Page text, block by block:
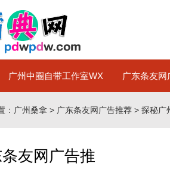
广州中圈自带工作室WX 广东条友网
： 广州桑拿 > 广东条友网广告推荐 > 探秘广
友网广告推